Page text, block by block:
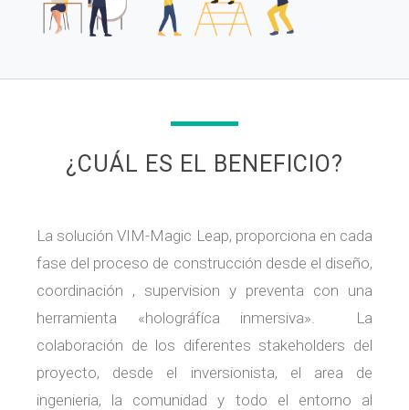
¿CUÁL ES EL BENEFICIO?
La solución VIM-Magic Leap, proporciona en cada
fase del proceso de construcción desde el diseño,
coordinación , supervision y preventa con una
herramienta «holográfíca inmersiva». La
colaboración de los diferentes stakeholders del
proyecto, desde el inversionista, el area de
ingenieria, la comunidad y todo el entorno al